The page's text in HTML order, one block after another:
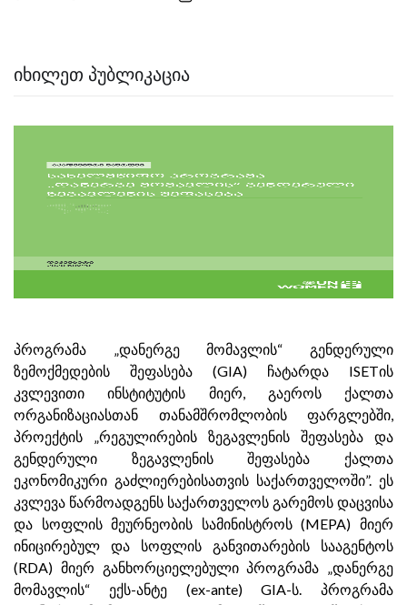
ᲘᲮᲘᲚᲔᲗ ᲞᲣᲑᲚᲘᲙᲐᲪᲘᲐ
პროგრამა „დანერგე მომავლის“ გენდერული
ზემოქმედების შეფასება (GIA) ჩატარდა ISETის
კვლევითი ინსტიტუტის მიერ, გაეროს ქალთა
ორგანიზაციასთან თანამშრომლობის ფარგლებში,
პროექტის „რეგულირების ზეგავლენის შეფასება და
გენდერული ზეგავლენის შეფასება ქალთა
ეკონომიკური გაძლიერებისათვის საქართველოში”. ეს
კვლევა წარმოადგენს საქართველოს გარემოს დაცვისა
და სოფლის მეურნეობის სამინისტროს (MEPA) მიერ
ინიცირებულ და სოფლის განვითარების სააგენტოს
(RDA) მიერ განხორციელებული პროგრამა „დანერგე
მომავლის“ ექს-ანტე (ex-ante) GIA-ს. პროგრამა